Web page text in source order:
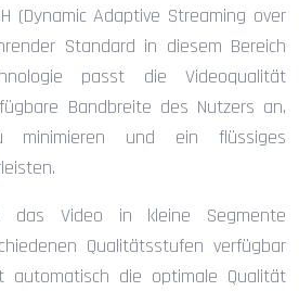
(Dynamic Adaptive Streaming over
Standard in diesem Bereich
passt die Videoqualität
Bandbreite des Nutzers an,
minimieren und ein flüssiges
das Video in kleine Segmente
Qualitätsstufen verfügbar
automatisch die optimale Qualität